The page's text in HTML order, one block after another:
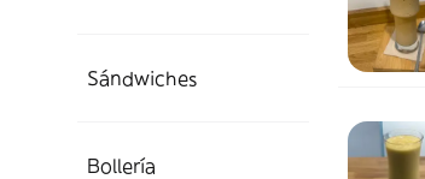
Sándwiches
Bollería